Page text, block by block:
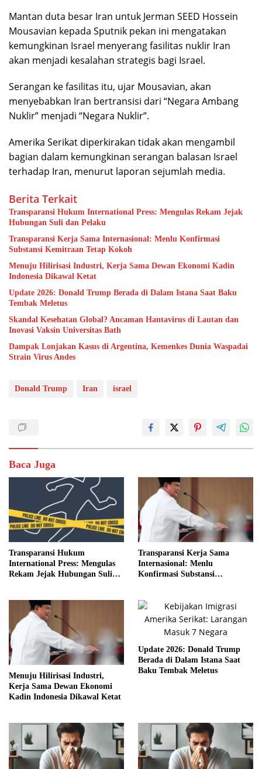
Mantan duta besar Iran untuk Jerman SEED Hossein
Mousavian kepada Sputnik pekan ini mengatakan
kemungkinan Israel menyerang fasilitas nuklir Iran
akan menjadi kesalahan strategis bagi Israel.
Serangan ke fasilitas itu, ujar Mousavian, akan
menyebabkan Iran bertransisi dari “Negara Ambang
Nuklir” menjadi “Negara Nuklir”.
Amerika Serikat diperkirakan tidak akan mengambil
bagian dalam kemungkinan serangan balasan Israel
terhadap Iran, menurut laporan sejumlah media.
Berita Terkait
Transparansi Hukum International Press: Mengulas Rekam Jejak
Hubungan Suli dan Pelaku
Transparansi Kerja Sama Internasional: Menlu Konfirmasi
Substansi Kemitraan Tetap Kokoh
Menuju Hilirisasi Industri, Kerja Sama Dewan Ekonomi Kadin
Indonesia Dikawal Ketat
Update 2026: Donald Trump Berada di Dalam Istana Saat Baku
Tembak Meletus
Skandal Kesehatan Global? Ancaman Hantavirus di Lautan dan
Inovasi Vaksin Universitas Bath
Dampak Lonjakan Kasus di Argentina, Kemenkes Dunia Waspadai
Strain Virus Andes
Donald Trump Iran israel
Baca Juga
Transparansi Hukum
International Press: Mengulas
Rekam Jejak Hubungan Suli
Transparansi Kerja Sama
Internasional: Menlu
Konfirmasi Substansi
Menuju Hilirisasi Industri,
Kerja Sama Dewan Ekonomi
Kadin Indonesia Dikawal Ketat
Update 2026: Donald Trump
Berada di Dalam Istana Saat
Baku Tembak Meletus